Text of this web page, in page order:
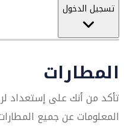
تسجيل الدخول
المطارات
تأكد من أنك على إستعداد
المعلومات عن جميع